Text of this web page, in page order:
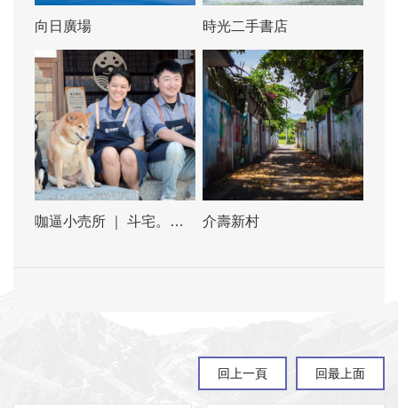
向日廣場 時光二手書店
咖逼小売所 ｜ 斗宅。揀
介壽新村
回上一頁 回最上面